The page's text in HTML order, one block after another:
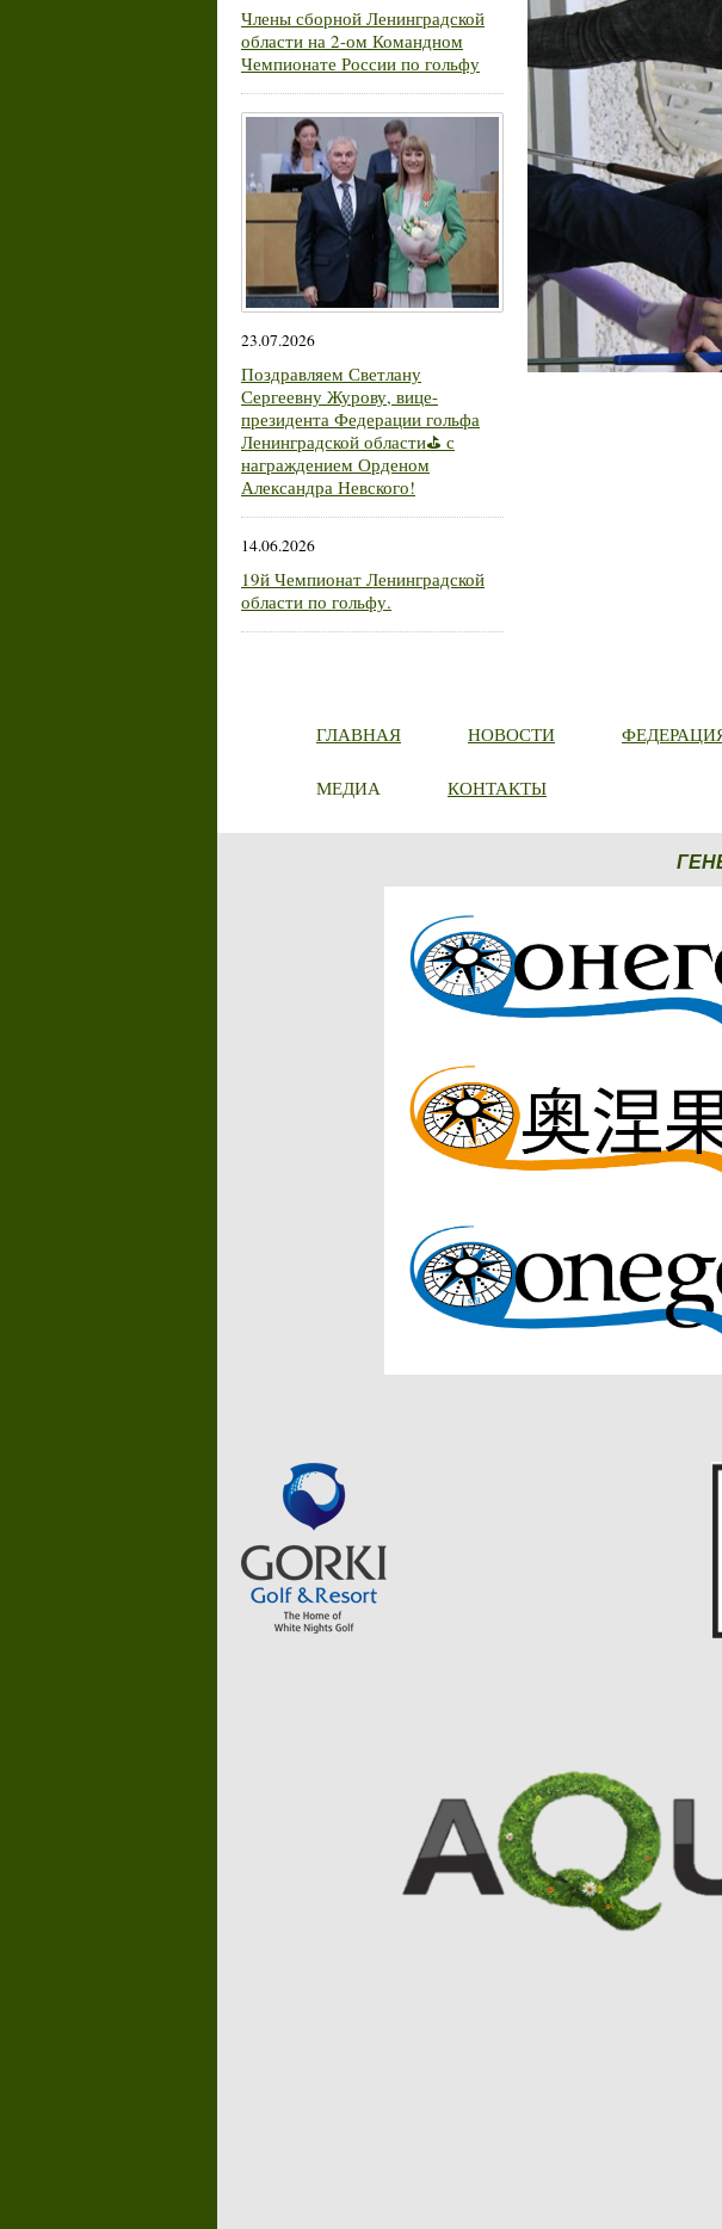
Члены сборной Ленинградской
области на 2-ом Командном
Чемпионате России по гольфу
23.07.2026
Поздравляем Светлану
Сергеевну Журову, вице-
президента Федерации гольфа
Ленинградской области⛳ с
награждением Орденом
Александра Невского!
14.06.2026
19й Чемпионат Ленинградской
области по гольфу.
ГЛАВНАЯ НОВОСТИ
МЕДИА КОНТАКТЫ